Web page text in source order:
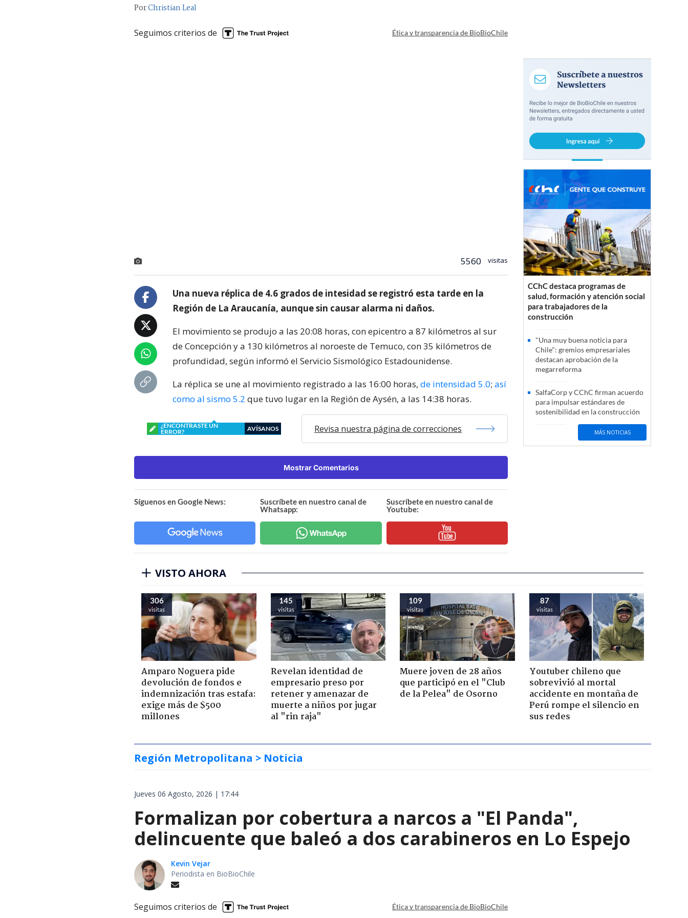
PorChristian Leal
Seguimos criterios de Ética y transparencia de BioBioChile
5560 visitas
Una nueva réplica de 4.6 grados de intesidad se registró esta tarde en la
Región de La Araucanía, aunque sin causar alarma ni daños.
El movimiento se produjo a las 20:08 horas, con epicentro a 87 kilómetros al sur
de Concepción y a 130 kilómetros al noroeste de Temuco, con 35 kilómetros de
profundidad, según informó el Servicio Sismológico Estadounidense.
La réplica se une al movimiento registrado a las 16:00 horas, de intensidad 5.0; así
como al sismo 5.2 que tuvo lugar en la Región de Aysén, a las 14:38 horas.
¿ENCONTRASTE UN
ERROR?
AVÍSANOS Revisa nuestra página de correcciones
Mostrar Comentarios
Síguenos en Google News:
Suscríbete en nuestro canal de
Whatsapp:
Suscríbete en nuestro canal de
Youtube:
CChC destaca programas de
salud, formación y atención social
para trabajadores de la
construcción
"Una muy buena noticia para
Chile": gremios empresariales
destacan aprobación de la
megarreforma
SalfaCorp y CChC firman acuerdo
para impulsar estándares de
sostenibilidad en la construcción
MÁS NOTICIAS
VISTO AHORA
306
visitas
Amparo Noguera pide
devolución de fondos e
indemnización tras estafa:
exige más de $500
millones
145
visitas
Revelan identidad de
empresario preso por
retener y amenazar de
muerte a niños por jugar
al "rin raja"
109
visitas
Muere joven de 28 años
que participó en el "Club
de la Pelea" de Osorno
87
visitas
Youtuber chileno que
sobrevivió al mortal
accidente en montaña de
Perú rompe el silencio en
sus redes
Región Metropolitana > Noticia
Jueves 06 Agosto, 2026 | 17:44
Formalizan por cobertura a narcos a "El Panda",
delincuente que baleó a dos carabineros en Lo Espejo
Kevin Vejar
Periodista en BioBioChile
Seguimos criterios de Ética y transparencia de BioBioChile